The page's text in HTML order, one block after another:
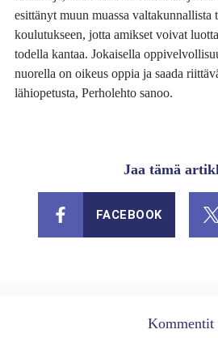
esittänyt muun muassa valtakunnallista
koulutukseen, jotta amikset voivat
todella kantaa. Jokaisella
nuorella on oikeus oppia ja saada
lähiopetusta, Perholehto sanoo.
Jaa tämä
FACEBOOK
Kommentit